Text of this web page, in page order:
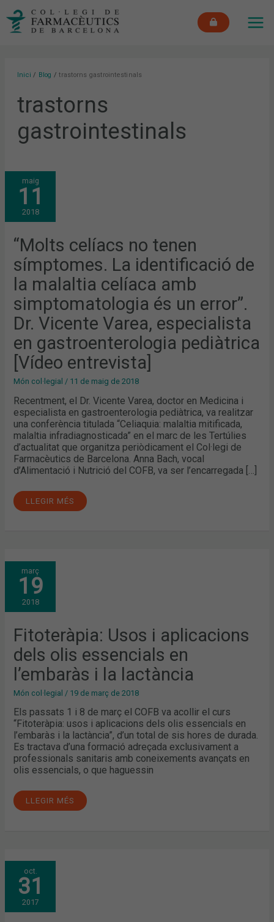
Inici Blog trastorns gastrointestinals
trastorns
gastrointestinals
maig
11
2018
“Molts celíacs no tenen
símptomes. La identificació de
la malaltia celíaca amb
simptomatologia és un error”.
Dr. Vicente Varea, especialista
en gastroenterologia pediàtrica
[Vídeo entrevista]
Món col·legial / 11 de maig de 2018
Recentment, el Dr. Vicente Varea, doctor en Medicina i
especialista en gastroenterologia pediàtrica, va realitzar
una conferència titulada “Celiaquia: malaltia mitificada,
malaltia infradiagnosticada” en el marc de les Tertúlies
d’actualitat que organitza periòdicament el Col·legi de
Farmacèutics de Barcelona. Anna Bach, vocal
d’Alimentació i Nutrició del COFB, va ser l’encarregada […]
“MOLTS
CELÍACS
NO
SÍMPTOMES.
LA
IDENTIFICACIÓ
LA
MALALTIA
CELÍACA
AMB
SIMPTOMATOLOGIA
UN
ERROR”.
DR.
VICENTE
VAREA,
ESPECIALISTA
GASTROENTEROLOGIA
PEDIÀTRICA
[VÍDEO
ENTREVISTA]
LLEGIR MÉS
març
19
2018
Fitoteràpia: Usos i aplicacions
dels olis essencials en
l’embaràs i la lactància
Món col·legial / 19 de març de 2018
Els passats 1 i 8 de març el COFB va acollir el curs
“Fitoteràpia: usos i aplicacions dels olis essencials en
l’embaràs i la lactància”, d’un total de sis hores de durada.
Es tractava d’una formació adreçada exclusivament a
professionals sanitaris amb coneixements avançats en
olis essencials, o que haguessin
FITOTERÀPIA:
USOS
I
APLICACIONS
DELS
OLIS
ESSENCIALS
L’EMBARÀS
LA
LACTÀNCIA
LLEGIR MÉS
oct.
31
2017
LA
IMPORTÀNCIA
DE
LA
SALUT
GASTROINTESTINAL
ALS